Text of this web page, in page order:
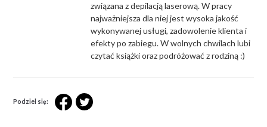
związana z depilacją laserową. W pracy
najważniejsza dla niej jest wysoka jakość
wykonywanej usługi, zadowolenie klienta i
efekty po zabiegu. W wolnych chwilach lubi
czytać książki oraz podróżować z rodziną :)
Podziel się: